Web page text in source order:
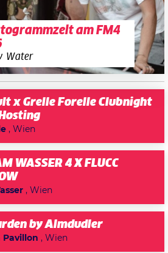
am FM4
Water
x Grelle Forelle Clubnight
, Wien
WASSER 4 X FLUCC
, Wien
by Almdudler
Pavillon , Wien